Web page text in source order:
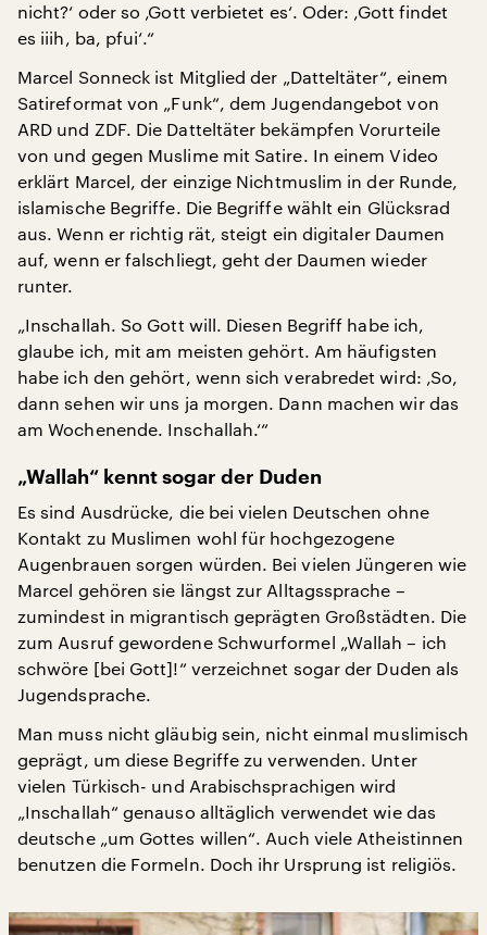
nicht?‘ oder so ‚Gott verbietet es‘. Oder: ‚Gott findet
es iiih, ba, pfui‘.“
Marcel Sonneck ist Mitglied der „Datteltäter“, einem
Satireformat von „Funk“, dem Jugendangebot von
ARD und ZDF. Die Datteltäter bekämpfen Vorurteile
von und gegen Muslime mit Satire. In einem Video
erklärt Marcel, der einzige Nichtmuslim in der Runde,
islamische Begriffe. Die Begriffe wählt ein Glücksrad
aus. Wenn er richtig rät, steigt ein digitaler Daumen
auf, wenn er falschliegt, geht der Daumen wieder
runter.
„Inschallah. So Gott will. Diesen Begriff habe ich,
glaube ich, mit am meisten gehört. Am häufigsten
habe ich den gehört, wenn sich verabredet wird: ‚So,
dann sehen wir uns ja morgen. Dann machen wir das
am Wochenende. Inschallah.‘“
„Wallah“ kennt sogar der Duden
Es sind Ausdrücke, die bei vielen Deutschen ohne
Kontakt zu Muslimen wohl für hochgezogene
Augenbrauen sorgen würden. Bei vielen Jüngeren wie
Marcel gehören sie längst zur Alltagssprache –
zumindest in migrantisch geprägten Großstädten. Die
zum Ausruf gewordene Schwurformel „Wallah – ich
schwöre [bei Gott]!“ verzeichnet sogar der Duden als
Jugendsprache.
Man muss nicht gläubig sein, nicht einmal muslimisch
geprägt, um diese Begriffe zu verwenden. Unter
vielen Türkisch- und Arabischsprachigen wird
„Inschallah“ genauso alltäglich verwendet wie das
deutsche „um Gottes willen“. Auch viele Atheistinnen
benutzen die Formeln. Doch ihr Ursprung ist religiös.